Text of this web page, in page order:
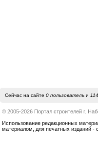
Сейчас на сайте 0 пользовательи
© 2005-2026 Портал строителей г.
Использование редакционных
материалом, для печатных изданий